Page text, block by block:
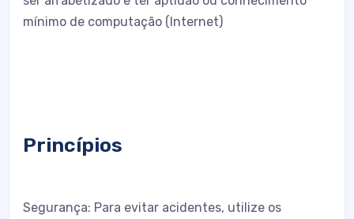
mínimo de computação (Internet)
Princípios
Segurança: Para evitar acidentes, utilize os